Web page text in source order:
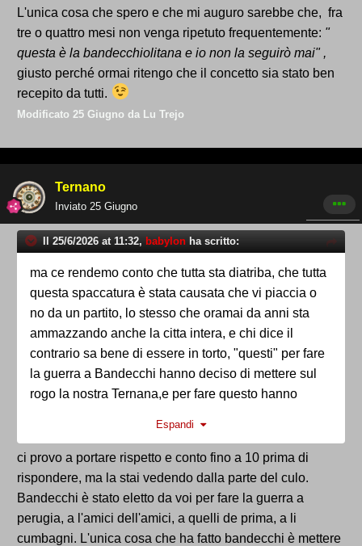
L'unica cosa che spero e che mi auguro sarebbe che, fra
tre o quattro mesi non venga ripetuto frequentemente: "
questa è la bandecchiolitana e io non la seguirò mai" ,
giusto perché ormai ritengo che il concetto sia stato ben
recepito da tutti.
Modificato 25 Giugno da Lu Trejo
Ternano
Inviato 25 Giugno
Il 25/6/2026 at 11:32, babylon ha scritto:
ma ce rendemo conto che tutta sta diatriba, che tutta
questa spaccatura è stata causata che vi piaccia o
no da un partito, lo stesso che oramai da anni sta
ammazzando anche la citta intera, e chi dice il
contrario sa bene di essere in torto, "questi" per fare
la guerra a Bandecchi hanno deciso di mettere sul
rogo la nostra Ternana,e per fare questo hanno
il nome di una delle piu grandi curve del tifo
nazionale, la EST lasciatela fuori da sta cazzo de
politica...famo basta!!!! anche io capoccione lo voglio
fuori dal cazzo.....ma non cosi sacrificando i nostri
colori,
Espandi
ci provo a portare rispetto e conto fino a 10 prima di
rispondere, ma la stai vedendo dalla parte del culo.
Bandecchi è stato eletto da voi per fare la guerra a
perugia, a l'amici dell'amici, a quelli de prima, a li
cumbagni. L'unica cosa che ha fatto bandecchi è mettere